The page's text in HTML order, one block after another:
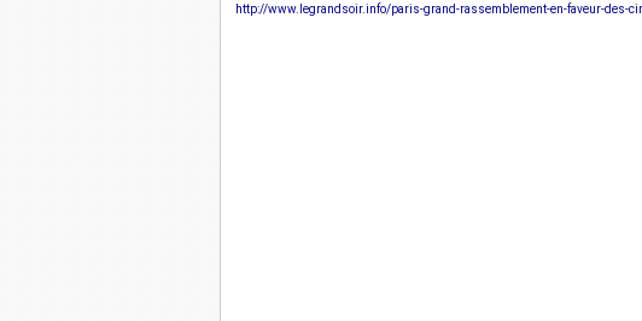
http://www.legrandsoir.info/paris-grand-rassemblement-en-faveur-des-